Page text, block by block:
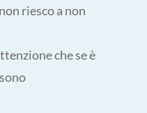
riesco a non
che se è